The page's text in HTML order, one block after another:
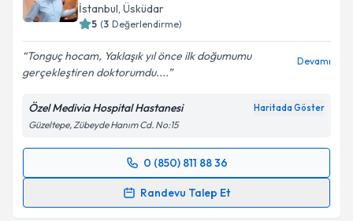
İstanbul, Üsküdar
5 (3 Değerlendirme)
Tonguç hocam, Yaklaşık yıl önce ilk doğumumu
gerçekleştiren doktorumdu....
Devamı
Özel Medivia Hospital Hastanesi Haritada Göster
Güzeltepe, Zübeyde Hanım Cd. No:15
0 (850) 811 88 36
Randevu Talep Et
Randevu Takvimi Talebi